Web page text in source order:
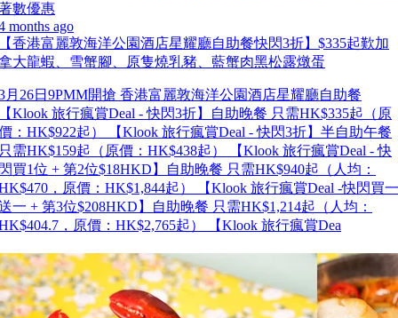
數優惠
months ago
香港富麗敦海洋公園酒店星耀廳自助餐快閃3折】$335起歎加
大龍蝦、雪蟹腳、原隻燒乳豬、藍蟹肉黑松露燉蛋
月26日9PMM開搶 香港富麗敦海洋公園酒店星耀廳自助餐
Klook 旅行瘋賞Deal - 快閃3折】自助晚餐 只需HK$335起（原
：HK$922起） 【Klook 旅行瘋賞Deal - 快閃3折】半自助午餐
需HK$159起（原價：HK$438起） 【Klook 旅行瘋賞Deal - 快
買1位 + 第2位$18HKD】自助晚餐 只需HK$940起（人均：
，原價：HK$1,844起） 【Klook 旅行瘋賞Deal -快閃買一
一 + 第3位$208HKD】自助晚餐 只需HK$1,214起（人均：
，原價：HK$2,765起） 【Klook 旅行瘋賞Dea